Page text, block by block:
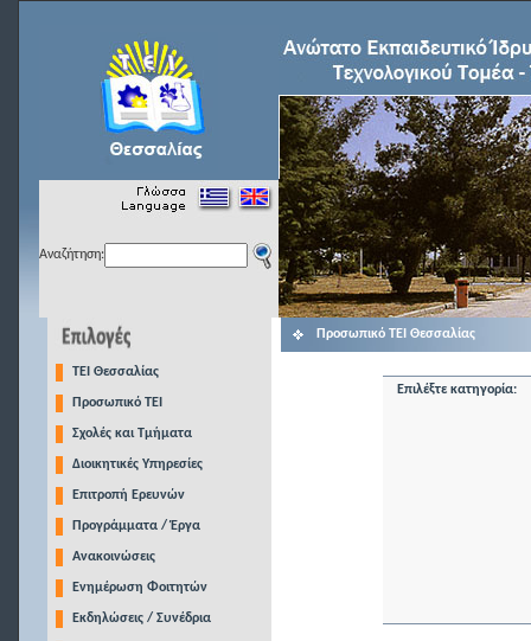
Αναζήτηση:
TEI Θεσσαλίας
Προσωπικό ΤΕΙ
Σχολές και Τμήματα
Διοικητικές Υπηρεσίες
Επιτροπή Ερευνών
Προγράμματα / Έργα
Ανακοινώσεις
Ενημέρωση Φοιτητών
Εκδηλώσεις / Συνέδρια
Προσωπικό ΤΕΙ Θεσσαλίας
Επιλέξτε κατηγορία: